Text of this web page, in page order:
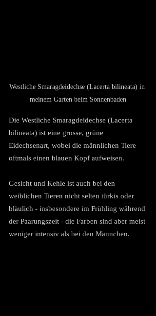
Westliche Smaragdeidechse (Lacerta bilineata) in
meinem Garten beim Sonnenbaden
Die Westliche Smaragdeidechse (Lacerta
bilineata) ist eine grosse, grüne
Eidechsenart, wobei die männlichen Tiere
oftmals einen blauen Kopf aufweisen.
Gesicht und Kehle ist auch bei den
weiblichen Tieren nicht selten türkis oder
bläulich - insbesondere im Frühling während
der Paarungszeit - die Farben sind aber meist
weniger intensiv als bei den Männchen.